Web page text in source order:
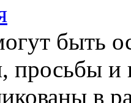
быть
просьбы
в